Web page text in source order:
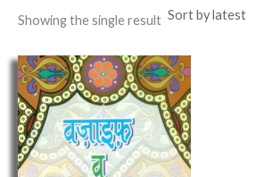
Showing the single result